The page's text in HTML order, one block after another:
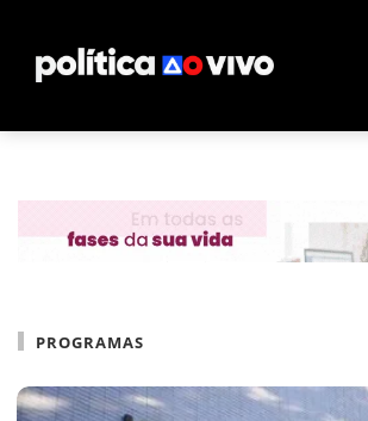
PROGRAMAS